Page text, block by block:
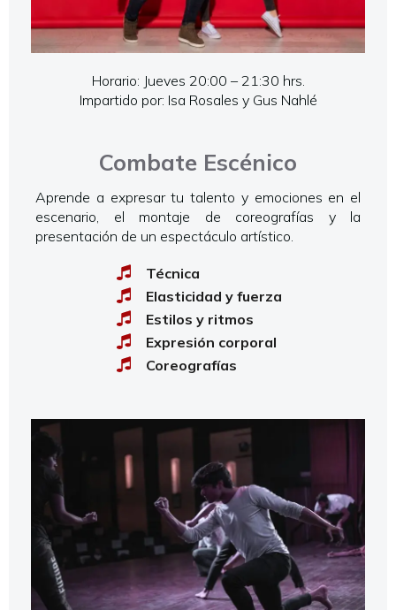
Horario: Jueves 20:00 – 21:30 hrs.
Impartido por: Isa Rosales y Gus Nahlé
Combate Escénico
Aprende a expresar tu talento y emociones en el
escenario, el montaje de coreografías y la
presentación de un espectáculo artístico.
Técnica
Elasticidad y fuerza
Estilos y ritmos
Expresión corporal
Coreografías